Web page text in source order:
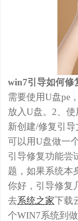
win7引导如何修
需要使用U盘pe
放入U盘。2、
新创建/修复引导
可以用U盘做一
引导修复功能尝
题，如果系统本
你好，引导修复
去系统之家下载
个WIN7系统到